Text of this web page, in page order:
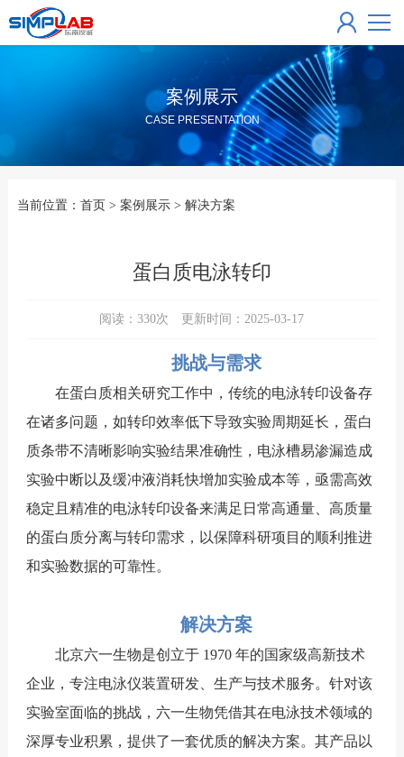
案例展示
CASE PRESENTATION
当前位置： 首页 > 案例展示> 解决方案
蛋白质电泳转印
阅读：330次 更新时间：2025-03-17
挑战与需求
在蛋白质相关研究工作中，传统的电泳转印设备存
在诸多问题，如转印效率低下导致实验周期延长，蛋白
质条带不清晰影响实验结果准确性，电泳槽易渗漏造成
实验中断以及缓冲液消耗快增加实验成本等，亟需高效
稳定且精准的电泳转印设备来满足日常高通量、高质量
的蛋白质分离与转印需求，以保障科研项目的顺利推进
和实验数据的可靠性。
解决方案
北京六一生物是创立于 1970 年的国家级高新技术
企业，专注电泳仪装置研发、生产与技术服务。针对该
实验室面临的挑战，六一生物凭借其在电泳技术领域的
深厚专业积累，提供了一套优质的解决方案。其产品以